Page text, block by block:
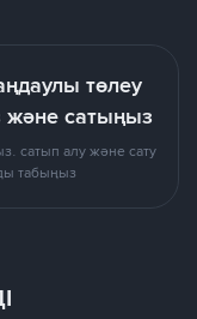
төлеу
және сатыңыз
сатып алу және сату
табыңыз